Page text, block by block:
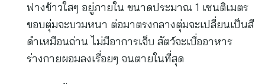
ฟางข้าวใสๆ อยู่ภายใน ขนาดประมาณ 1 เซนติเมตร
ขอบตุ่มจะบวมหนา ต่อมาตรงกลางตุ่มจะเปลี่ยนเป็นสี
ดำเหมือนถ่าน ไม่มีอาการเจ็บ สัตว์จะเบื่ออาหาร
ร่างกายผอมลงเรื่อยๆ จนตายในที่สุด